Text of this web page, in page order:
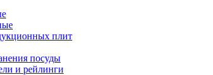
плит
посуды
и рейлинги